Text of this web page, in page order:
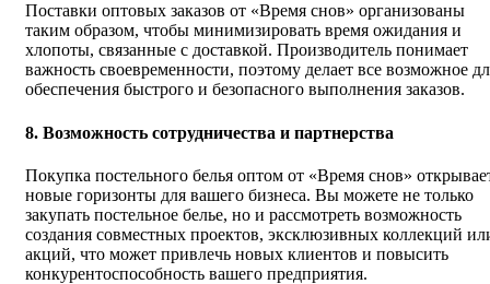
Поставки оптовых заказов от «Время снов» организованы
таким образом, чтобы минимизировать время ожидания и
хлопоты, связанные с доставкой. Производитель понимает
важность своевременности, поэтому делает все возможное
обеспечения быстрого и безопасного выполнения заказов.
8. Возможность сотрудничества и партнерства
Покупка постельного белья оптом от «Время снов»
новые горизонты для вашего бизнеса. Вы можете не только
закупать постельное белье, но и рассмотреть возможность
создания совместных проектов, эксклюзивных коллекций
акций, что может привлечь новых клиентов и повысить
конкурентоспособность вашего предприятия.